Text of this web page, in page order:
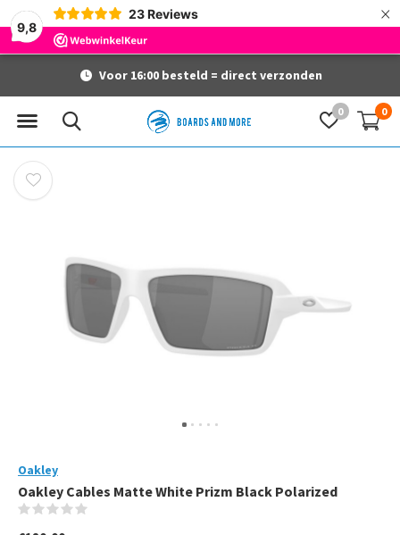
9,8
23 Reviews ×
0 0
Voor 16:00 besteld = direct verzonden
Oakley
Oakley Cables Matte White Prizm Black Polarized